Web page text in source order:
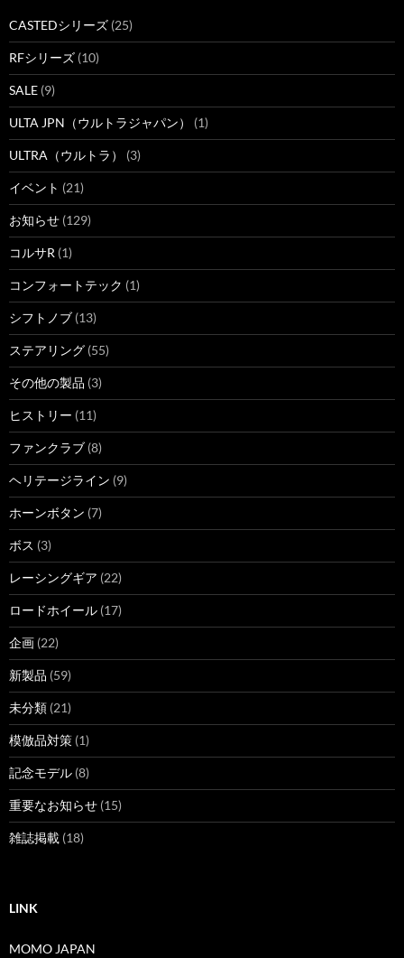
CASTEDシリーズ (25)
RFシリーズ (10)
SALE (9)
ULTA JPN（ウルトラジャパン） (1)
ULTRA（ウルトラ） (3)
イベント (21)
お知らせ (129)
コルサR (1)
コンフォートテック (1)
シフトノブ (13)
ステアリング (55)
その他の製品 (3)
ヒストリー (11)
ファンクラブ (8)
ヘリテージライン (9)
ホーンボタン (7)
ボス (3)
レーシングギア (22)
ロードホイール (17)
企画 (22)
新製品 (59)
未分類 (21)
模倣品対策 (1)
記念モデル (8)
重要なお知らせ (15)
雑誌掲載 (18)
LINK
MOMO JAPAN